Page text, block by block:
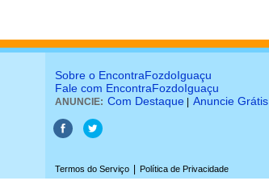
Sobre o EncontraFozdoIguaçu
Fale com EncontraFozdoIguaçu
ANUNCIE: Com Destaque Anuncie Grátis
Termos do Serviço Política de Privacidade